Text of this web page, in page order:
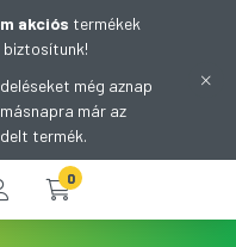
akciós termékek
biztosítunk!
még aznap
már az
termék.
0